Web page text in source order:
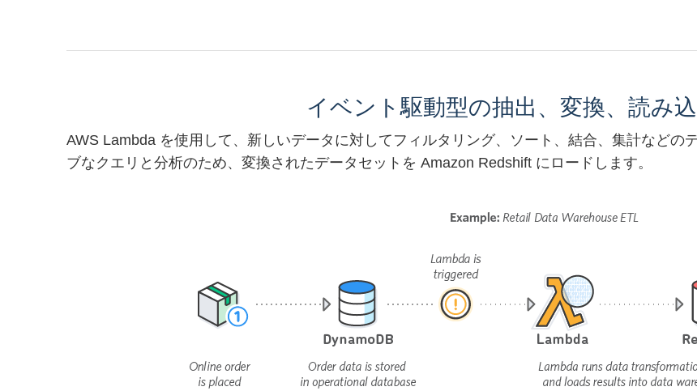
イベント駆動型の抽出、変換、読み
AWS Lambda を使用して、新しいデータに対してフィルタリング、ソート、結合、集計などの
ブなクエリと分析のため、変換されたデータセットを Amazon Redshift にロードします。